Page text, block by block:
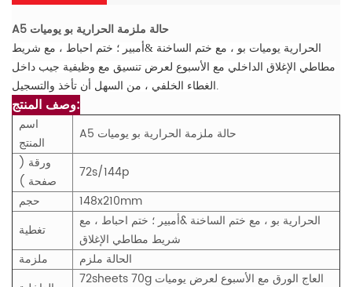
A5 حالة ملزمة الحرارية بو يوميات
الحرارية يوميات بو ، مع ختم الساخنة &أمبير ؛ ختم احباط ، مع شريط
مطاطي الإغلاق الداخلي مع الأسبوع لعرض تنسيق مع وظيفية جيب داخل
وصف المنتج:
اسم
المنتج
A5 حالة ملزمة الحرارية بو يوميات
ورقة (
صفحة )
72s/144p
حجم
148x210mm
تغطية
الحرارية بو ، مع ختم الساخنة &أمبير ؛ ختم احباط ، مع
شريط مطاطي الإغلاق
ملزمة
الحالة ملزم
72sheets 70g العاج الورق مع الأسبوع لعرض يوميات